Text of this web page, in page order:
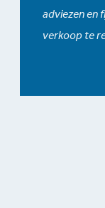
adviezen en
verkoop te